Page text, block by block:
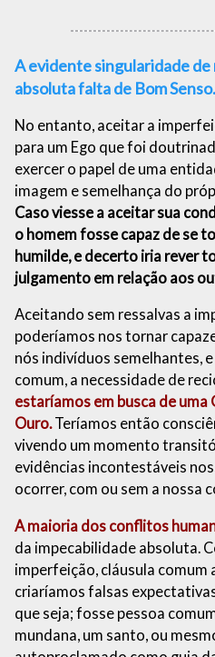
A evidente singularidade de
absoluta falta de Bom
No entanto, aceitar a
para um Ego que foi
exercer o papel de uma
imagem e semelhança do
Caso viesse a aceitar sua
o homem fosse capaz de se
humilde, e decerto iria rever
julgamento em relação aos
Aceitando sem ressalvas a
poderíamos nos tornar
nós indivíduos semelhantes,
comum, a necessidade de
estaríamos em busca de uma
Ouro.Teríamos então
vivendo um momento
evidências incontestáveis
ocorrer, com ou sem a nossa
A maioria dos conflitos
da impecabilidade absoluta.
imperfeição, cláusula comum
criaríamos falsas
que seja; fosse pessoa
mundana, um santo, ou